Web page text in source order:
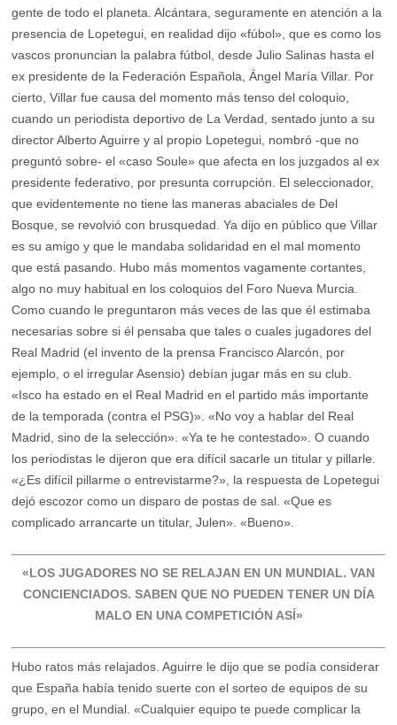
gente de todo el planeta. Alcántara, seguramente en atención a la
presencia de Lopetegui, en realidad dijo «fúbol», que es como los
vascos pronuncian la palabra fútbol, desde Julio Salinas hasta el
ex presidente de la Federación Española, Ángel María Villar. Por
cierto, Villar fue causa del momento más tenso del coloquio,
cuando un periodista deportivo de La Verdad, sentado junto a su
director Alberto Aguirre y al propio Lopetegui, nombró -que no
preguntó sobre- el «caso Soule» que afecta en los juzgados al ex
presidente federativo, por presunta corrupción. El seleccionador,
que evidentemente no tiene las maneras abaciales de Del
Bosque, se revolvió con brusquedad. Ya dijo en público que Villar
es su amigo y que le mandaba solidaridad en el mal momento
que está pasando. Hubo más momentos vagamente cortantes,
algo no muy habitual en los coloquios del Foro Nueva Murcia.
Como cuando le preguntaron más veces de las que él estimaba
necesarias sobre si él pensaba que tales o cuales jugadores del
Real Madrid (el invento de la prensa Francisco Alarcón, por
ejemplo, o el irregular Asensio) debían jugar más en su club.
«Isco ha estado en el Real Madrid en el partido más importante
de la temporada (contra el PSG)». «No voy a hablar del Real
Madrid, sino de la selección». «Ya te he contestado». O cuando
los periodistas le dijeron que era difícil sacarle un titular y pillarle.
«¿Es difícil pillarme o entrevistarme?», la respuesta de Lopetegui
dejó escozor como un disparo de postas de sal. «Que es
complicado arrancarte un titular, Julen». «Bueno».
«LOS JUGADORES NO SE RELAJAN EN UN MUNDIAL. VAN
CONCIENCIADOS. SABEN QUE NO PUEDEN TENER UN DÍA
MALO EN UNA COMPETICIÓN ASÍ»
Hubo ratos más relajados. Aguirre le dijo que se podía considerar
que España había tenido suerte con el sorteo de equipos de su
grupo, en el Mundial. «Cualquier equipo te puede complicar la